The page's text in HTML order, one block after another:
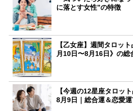
に落とす女性”の特徴
【乙女座】週間タロッ
月10日〜8月16日》の総
【今週の12星座タロッ
8月9日｜総合運＆恋愛